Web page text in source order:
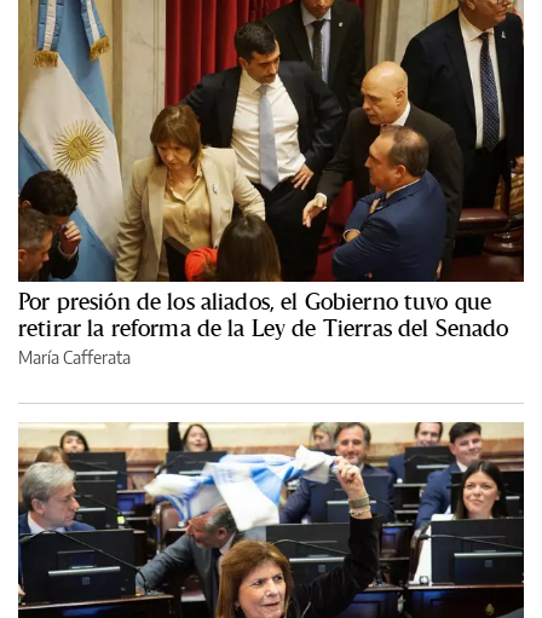
Por presión de los aliados, el Gobierno tuvo que
retirar la reforma de la Ley de Tierras del Senado
María Cafferata